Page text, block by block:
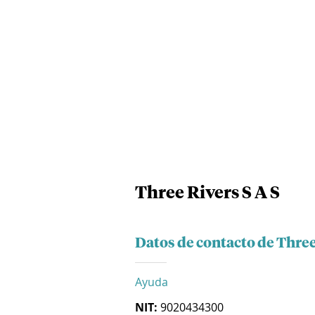
Three Rivers S A S
Datos de contacto de
Ayuda
NIT: 9020434300